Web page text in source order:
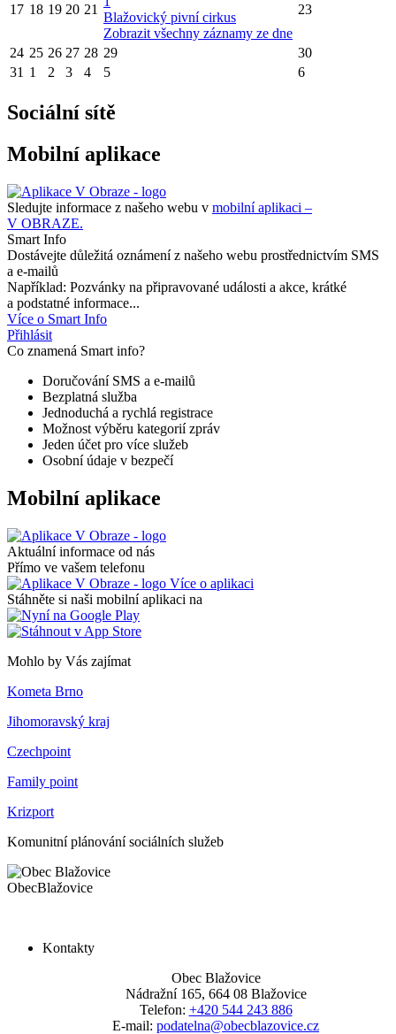
17 18 19 20 21
Blažovický pivní cirkus
Zobrazit všechny záznamy ze dne
23
24 25 26 27 28 29
30
31 1 2 3 4 5 6
Sociální sítě
Mobilní aplikace
Sledujte informace z našeho webu v mobilní aplikaci –
V OBRAZE.
Smart Info
Dostávejte důležitá oznámení z našeho webu prostřednictvím SMS
a e-mailů
Například: Pozvánky na připravované události a akce, krátké
a podstatné informace...
Více o Smart Info
Přihlásit
Co znamená Smart info?
Doručování SMS a e-mailů
Bezplatná služba
Jednoduchá a rychlá registrace
Možnost výběru kategorií zpráv
Jeden účet pro více služeb
Osobní údaje v bezpečí
Mobilní aplikace
Aktuální informace od nás
Přímo ve vašem telefonu
Více o aplikaci
Stáhněte si naši mobilní aplikaci na
Mohlo by Vás zajímat
Kometa Brno
Jihomoravský kraj
Czechpoint
Family point
Krizport
Komunitní plánování sociálních služeb
ObecBlažovice
Kontakty
Obec Blažovice
Nádražní 165, 664 08 Blažovice
Telefon: +420 544 243 886
E-mail: podatelna@obecblazovice.cz